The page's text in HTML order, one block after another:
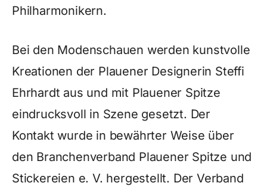
Philharmonikern.
Bei den Modenschauen werden kunstvolle
Kreationen der Plauener Designerin Steffi
Ehrhardt aus und mit Plauener Spitze
eindrucksvoll in Szene gesetzt. Der
Kontakt wurde in bewährter Weise über
den Branchenverband Plauener Spitze und
Stickereien e. V. hergestellt. Der Verband